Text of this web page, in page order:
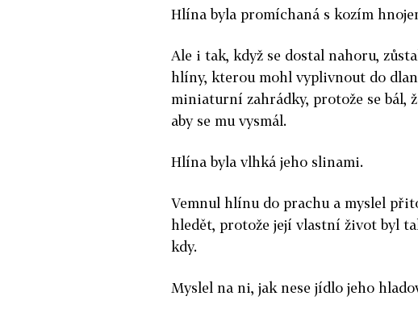
Hlína byla promíchaná s kozím
Ale i tak, když se dostal nahoru,
hlíny, kterou mohl vyplivnout do
miniaturní zahrádky, protože se bál,
aby se mu vysmál.
Hlína byla vlhká jeho slinami.
Vemnul hlínu do prachu a myslel
hledět, protože její vlastní život byl
kdy.
Myslel na ni, jak nese jídlo jeho